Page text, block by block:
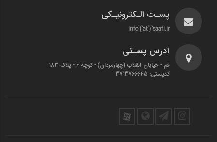
پسـت الـکترونیـکی
info`{`at`}`saafi.ir
آدرس پسـتی
قم - خیابان انقلاب (چهارمردان)‌ - کوچه 6 - پلاک 183
کدپستی: 3713766645